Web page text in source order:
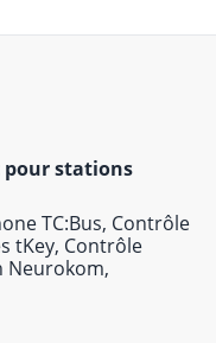
stations
TC:Bus, Contrôle
tKey, Contrôle
Neurokom,